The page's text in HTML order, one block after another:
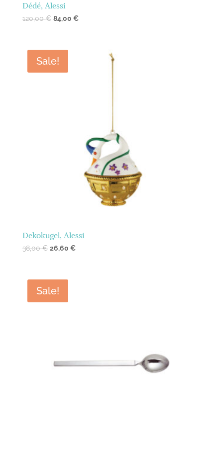
Dédé, Alessi
120,00€ 84,00 €
Sale!
Dekokugel, Alessi
38,00€ 26,60 €
Sale!